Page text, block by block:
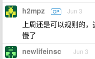
h2mpz OP Jun 3
上周还是可以规则的
慢了
newlifeinsc Jun 3